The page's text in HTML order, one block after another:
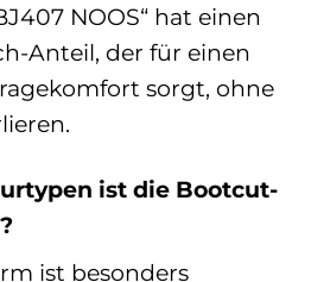
NOOS“ hat einen
Anteil, der für einen
sorgt, ohne
ist die Bootcut-
ist besonders